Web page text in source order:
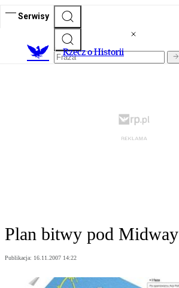
Serwisy
Rzecz o Historii
Plan bitwy pod Midway
Publikacja: 16.11.2007 14:22